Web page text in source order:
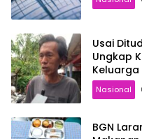
Usai
Ungkap
Keluarga
Nasional
BGN